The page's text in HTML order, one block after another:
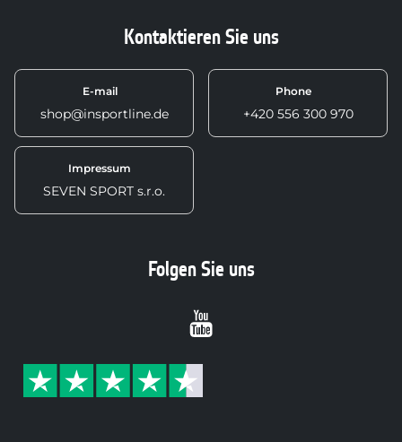
Kontaktieren Sie uns
E-mail
shop@insportline.de
Phone
+420 556 300 970
Impressum
SEVEN SPORT s.r.o.
Folgen Sie uns
Youtube